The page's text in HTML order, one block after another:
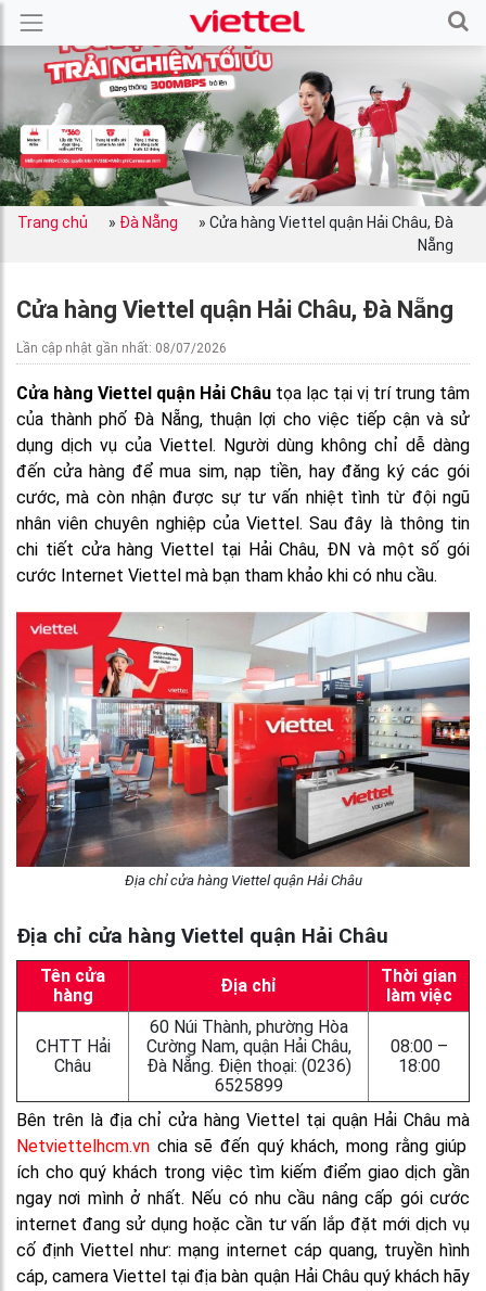
Trang chủ » Đà Nẵng » Cửa hàng Viettel quận Hải Châu, Đà
Nẵng
Cửa hàng Viettel quận Hải Châu, Đà Nẵng
Lần cập nhật gần nhất: 08/07/2026
Cửa hàng Viettel quận Hải Châu tọa lạc tại vị trí trung tâm
của thành phố Đà Nẵng, thuận lợi cho việc tiếp cận và sử
dụng dịch vụ của Viettel. Người dùng không chỉ dễ dàng
đến cửa hàng để mua sim, nạp tiền, hay đăng ký các gói
cước, mà còn nhận được sự tư vấn nhiệt tình từ đội ngũ
nhân viên chuyên nghiệp của Viettel. Sau đây là thông tin
chi tiết cửa hàng Viettel tại Hải Châu, ĐN và một số gói
cước Internet Viettel mà bạn tham khảo khi có nhu cầu.
Địa chỉ cửa hàng Viettel quận Hải Châu
Địa chỉ cửa hàng Viettel quận Hải Châu
Tên cửa
hàng
Địa chỉ
Thời gian
làm việc
CHTT Hải
Châu
60 Núi Thành, phường Hòa
Cường Nam, quận Hải Châu,
Đà Nẵng. Điện thoại: (0236)
6525899
08:00 –
18:00
Bên trên là địa chỉ cửa hàng Viettel tại quận Hải Châu mà
Netviettelhcm.vn chia sẽ đến quý khách, mong rằng giúp
ích cho quý khách trong việc tìm kiếm điểm giao dịch gần
ngay nơi mình ở nhất. Nếu có nhu cầu nâng cấp gói cước
internet đang sử dụng hoặc cần tư vấn lắp đặt mới dịch vụ
cố định Viettel như: mạng internet cáp quang, truyền hình
cáp, camera Viettel tại địa bàn quận Hải Châu quý khách hãy